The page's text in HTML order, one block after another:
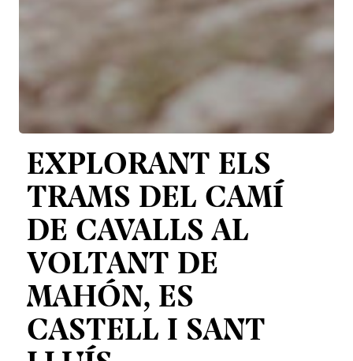
EXPLORANT ELS
TRAMS DEL CAMÍ
DE CAVALLS AL
VOLTANT DE
MAHÓN, ES
CASTELL I SANT